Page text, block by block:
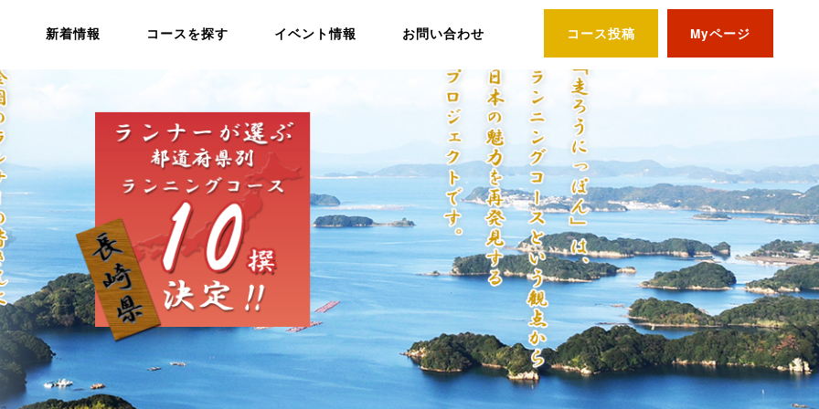
新着情報 コースを探す イベント情報 お問い合わせ コース投稿 Myページ